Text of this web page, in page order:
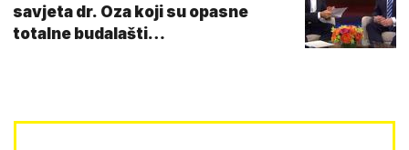
savjeta dr. Oza koji su opasne
totalne budalašti…